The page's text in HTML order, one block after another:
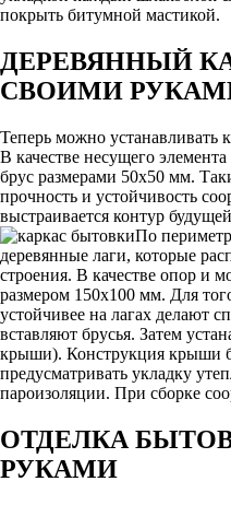
покрыть битумной мастикой.
ДЕРЕВЯННЫЙ
СВОИМИ
Теперь можно устанавливать
В качестве несущего
брус размерами 50х50 мм.
прочность и устойчивость
выстраивается контур
По
деревянные лаги, которые
строения. В качестве опор и
размером 150х100 мм. Для
устойчивее на лагах делают
вставляют брусья. Затем
крыши). Конструкция крыши
предусматривать укладку
пароизоляции. При сборке
ОТДЕЛКА
РУКАМИ